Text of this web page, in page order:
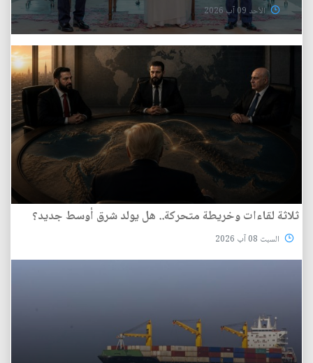
الأحد 09 آب 2026
ثلاثة لقاءات وخريطة متحركة.. هل يولد شرق أوسط جديد؟
السبت 08 آب 2026